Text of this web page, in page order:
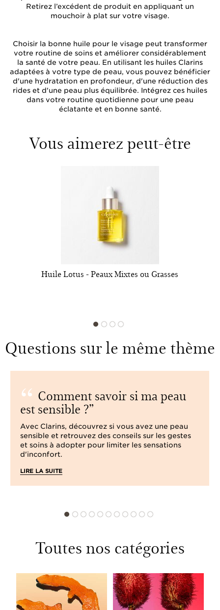
Retirez l’excédent de produit en appliquant un
mouchoir à plat sur votre visage.
Choisir la bonne huile pour le visage peut transformer
votre routine de soins et améliorer considérablement
la santé de votre peau. En utilisant les huiles Clarins
adaptées à votre type de peau, vous pouvez bénéficier
d'une hydratation en profondeur, d'une réduction des
rides et d'une peau plus équilibrée. Intégrez ces huiles
dans votre routine quotidienne pour une peau
éclatante et en bonne santé.
Vous aimerez peut-être
Huile Lotus - Peaux Mixtes ou Grasses
Questions sur le même thème
Comment savoir si ma peau
est sensible ?
Avec Clarins, découvrez si vous avez une peau
sensible et retrouvez des conseils sur les gestes
et soins à adopter pour limiter les sensations
d'inconfort.
LIRE LA SUITE
Toutes nos catégories